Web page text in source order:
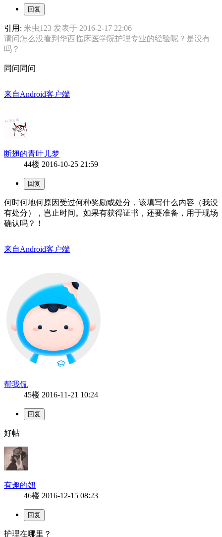
引用: 米虫123 发表于 2016-2-17 22:06
请问怎么没看到华西临床医学院护理专业的经验呢？是没有
吗？
同问同问
来自Android客户端
断翅的青叶儿梦
44楼 2016-10-25 21:59
何时何地何原因受过何种奖励或处分，该填写什么内容（我没
有处分），岂止时间。如果有获得证书，还要准备，用于现场
确认吗？！
来自Android客户端
帮我侃
45楼 2016-11-21 10:24
好帖
有趣的妞
46楼 2016-12-15 08:23
护理在哪里？